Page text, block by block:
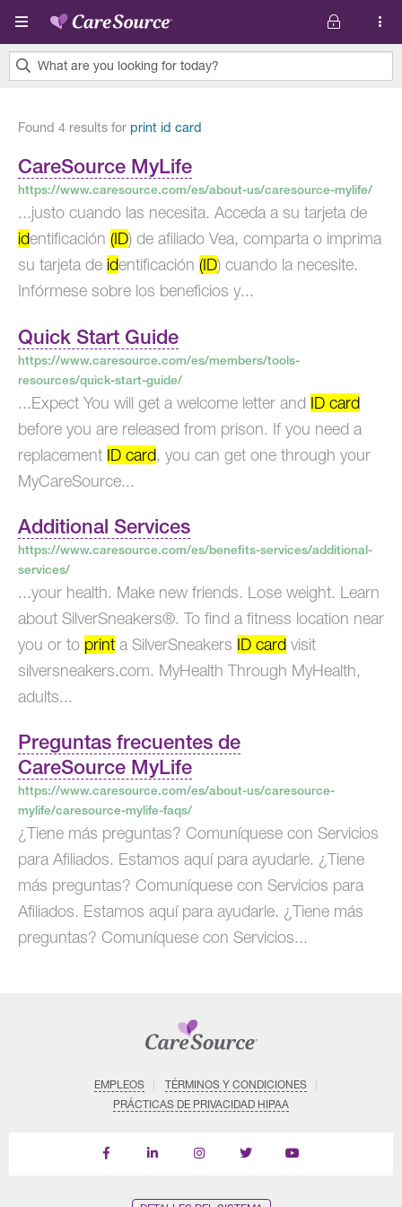
Pasar al contenido principal
What are you looking for today?
found.
Found 4 results for print id card
CareSource MyLife
https://www.caresource.com/es/about-us/caresource-mylife/
...justo cuando las necesita. Acceda a su tarjeta de
identificación (ID) de afiliado Vea, comparta o imprima
su tarjeta de identificación (ID) cuando la necesite.
Infórmese sobre los beneficios y...
Quick Start Guide
https://www.caresource.com/es/members/tools-
resources/quick-start-guide/
...Expect You will get a welcome letter and ID card
before you are released from prison. If you need a
replacement ID card, you can get one through your
MyCareSource...
Additional Services
https://www.caresource.com/es/benefits-services/additional-
services/
...your health. Make new friends. Lose weight. Learn
about SilverSneakers®. To find a fitness location near
you or to print a SilverSneakers ID card visit
silversneakers.com. MyHealth Through MyHealth,
adults...
Preguntas frecuentes de
CareSource MyLife
https://www.caresource.com/es/about-us/caresource-
mylife/caresource-mylife-faqs/
¿Tiene más preguntas? Comuníquese con Servicios
para Afiliados. Estamos aquí para ayudarle. ¿Tiene
más preguntas? Comuníquese con Servicios para
Afiliados. Estamos aquí para ayudarle. ¿Tiene más
preguntas? Comuníquese con Servicios...
EMPLEOS
TÉRMINOS Y CONDICIONES
PRÁCTICAS DE PRIVACIDAD HIPAA
Find
Follow
Follow
Follow
Subscribe